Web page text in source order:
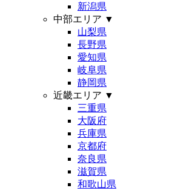
新潟県
中部エリア ▼
山梨県
長野県
愛知県
岐阜県
静岡県
近畿エリア ▼
三重県
大阪府
兵庫県
京都府
奈良県
滋賀県
和歌山県